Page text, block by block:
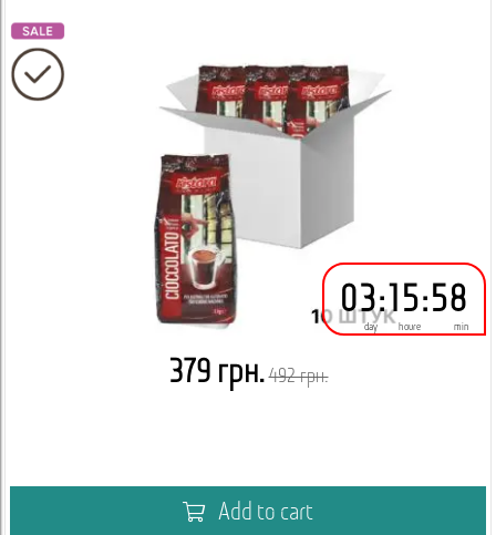
03
day
:15
houre
:58
min
379 грн. 492 грн.
Add to cart